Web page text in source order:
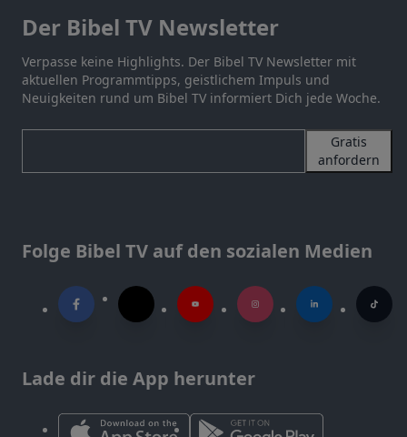
Der Bibel TV Newsletter
Verpasse keine Highlights. Der Bibel TV Newsletter mit
aktuellen Programmtipps, geistlichem Impuls und
Neuigkeiten rund um Bibel TV informiert Dich jede Woche.
Gratis
anfordern
Folge Bibel TV auf den sozialen Medien
Lade dir die App herunter